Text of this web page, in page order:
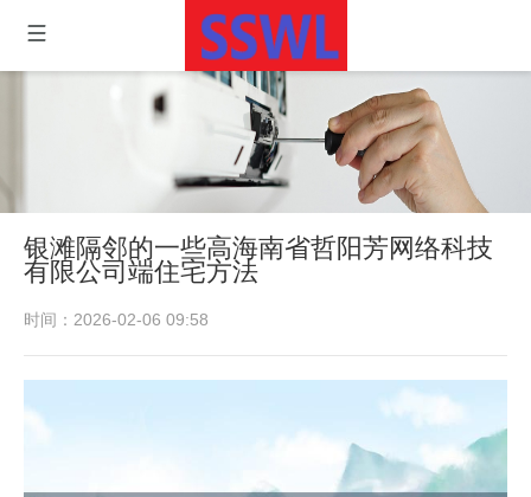
银滩隔邻的一些高海南省哲阳芳网络科技
有限公司端住宅方法
时间：2026-02-06 09:58